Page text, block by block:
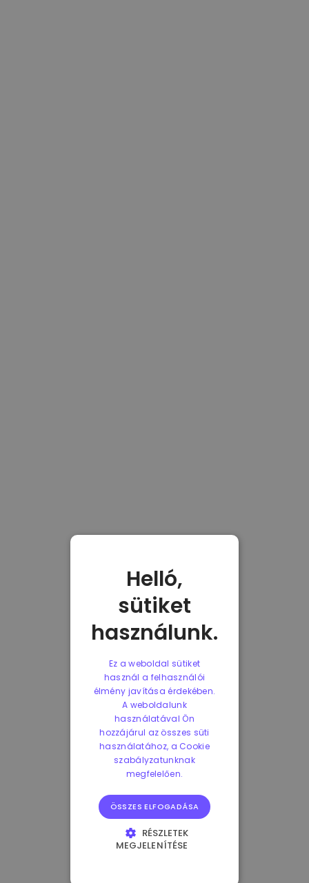
Helló,
sütiket
használunk.
Ez a weboldal sütiket
használ a felhasználói
élmény javítása érdekében.
A weboldalunk
használatával Ön
hozzájárul az összes süti
használatához, a Cookie
szabályzatunknak
megfelelően.
ÖSSZES ELFOGADÁSA
RÉSZLETEK
MEGJELENÍTÉSE